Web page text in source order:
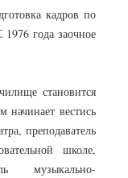
кадров по
года заочное
становится
вестись
преподаватель
школе,
музыкально-